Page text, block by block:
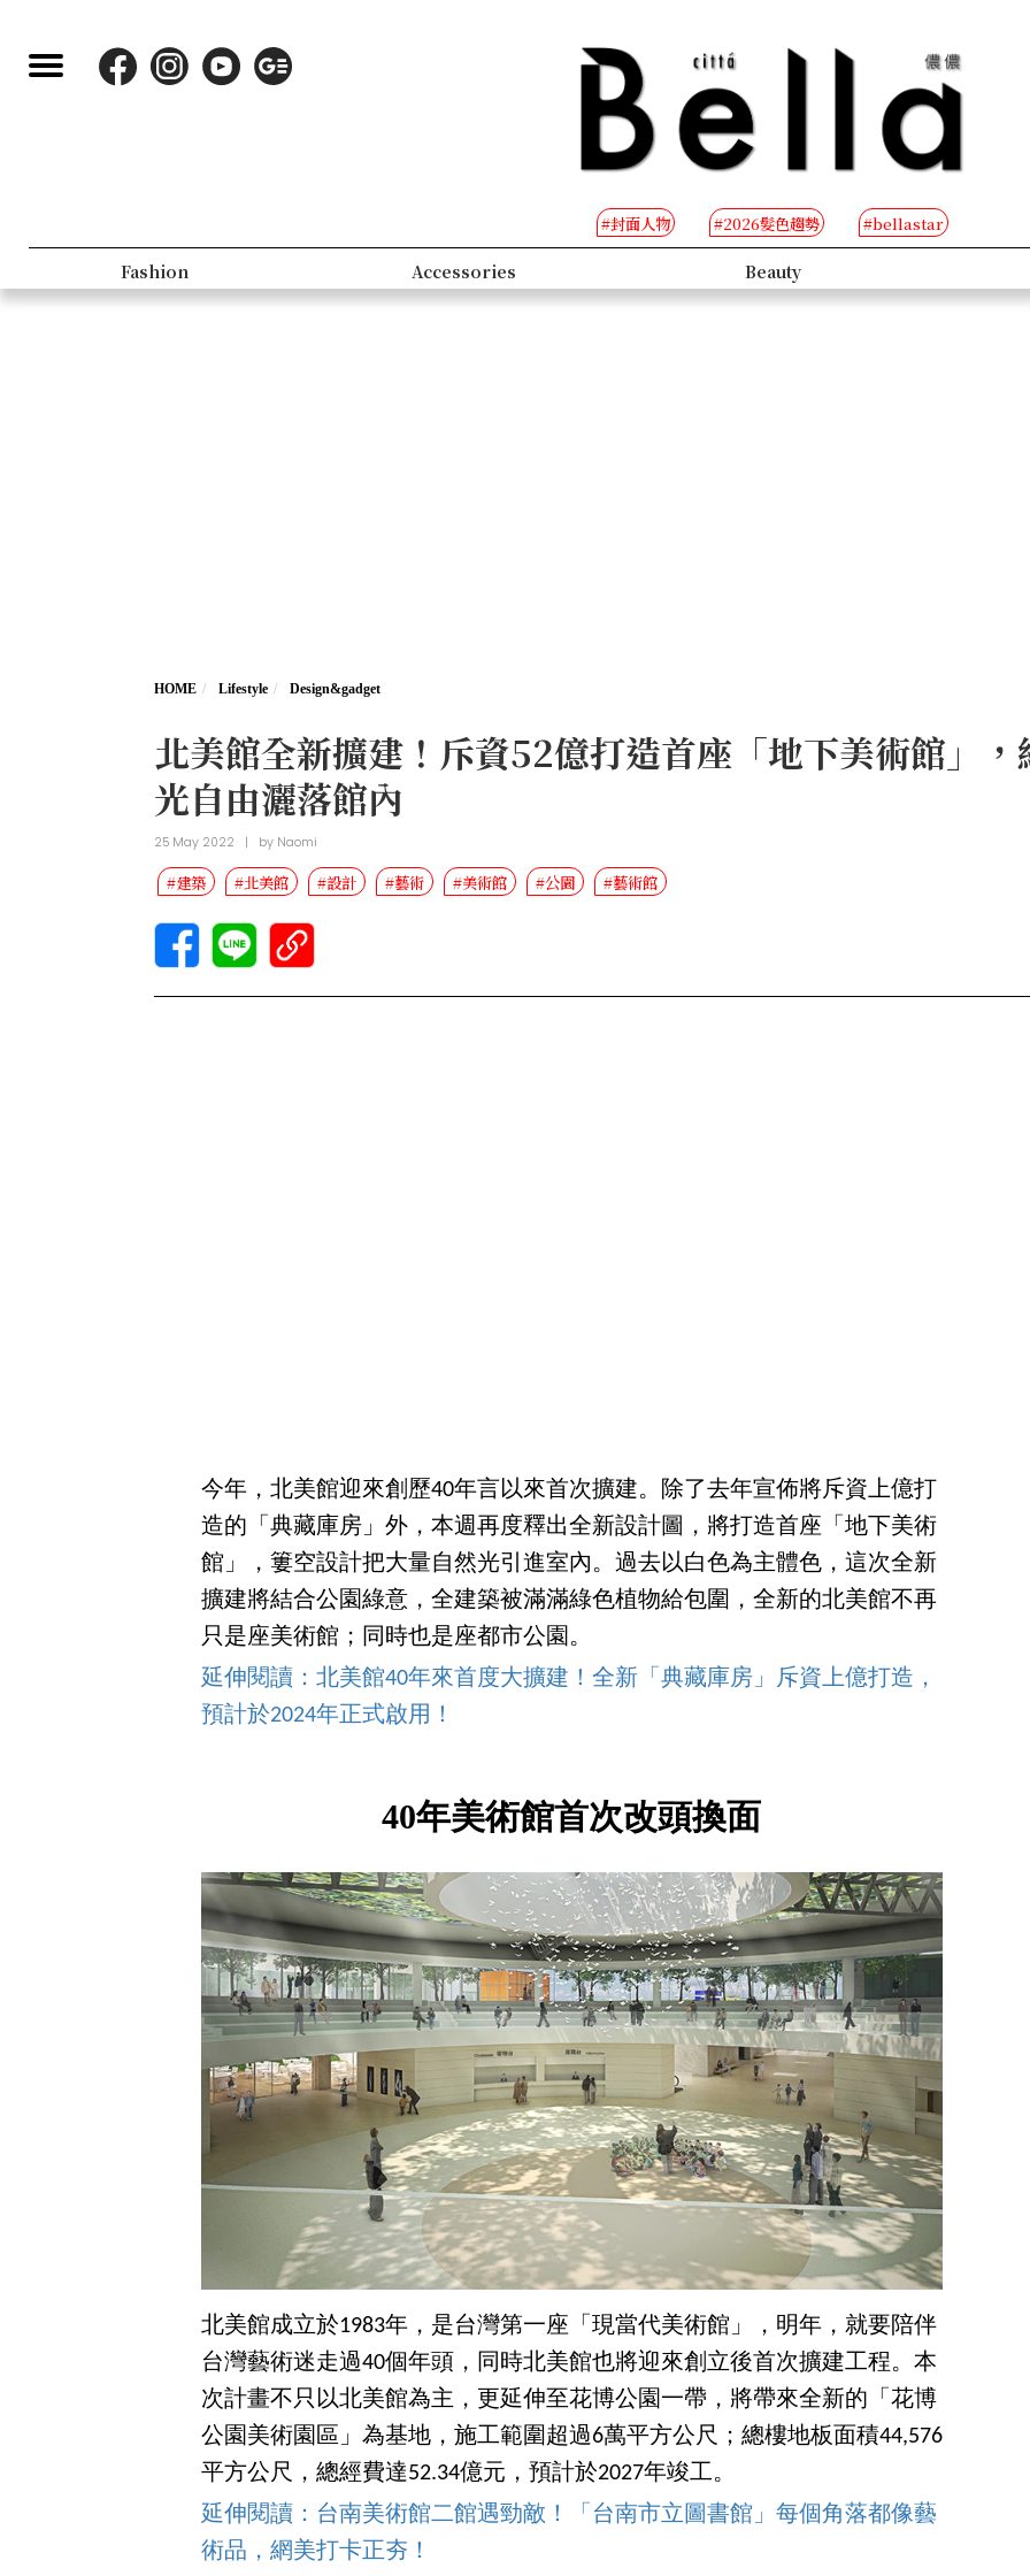
#封面人物 #2026髮色趨勢 #bellastar
Fashion Accessories Beauty
HOME Lifestyle Design&gadget
北美館全新擴建！斥資52億打造首座「地下美術館」
光自由灑落館內
25 May 2022 | by Naomi
#建築 #北美館 #設計 #藝術 #美術館 #公園 #藝術館
今年，北美館迎來創歷40年言以來首次擴建。除了去年宣佈將斥資上億打
造的「典藏庫房」外，本週再度釋出全新設計圖，將打造首座「地下美術
館」，簍空設計把大量自然光引進室內。過去以白色為主體色，這次全新
擴建將結合公園綠意，全建築被滿滿綠色植物給包圍，全新的北美館不再
只是座美術館；同時也是座都市公園。
延伸閱讀：北美館40年來首度大擴建！全新「典藏庫房」斥資上億打造，
預計於2024年正式啟用！
40年美術館首次改頭換面
北美館成立於1983年，是台灣第一座「現當代美術館」，明年，就要陪伴
台灣藝術迷走過40個年頭，同時北美館也將迎來創立後首次擴建工程。本
次計畫不只以北美館為主，更延伸至花博公園一帶，將帶來全新的「花博
公園美術園區」為基地，施工範圍超過6萬平方公尺；總樓地板面積44,576
平方公尺，總經費達52.34億元，預計於2027年竣工。
延伸閱讀：台南美術館二館遇勁敵！「台南市立圖書館」每個角落都像藝
術品，網美打卡正夯！